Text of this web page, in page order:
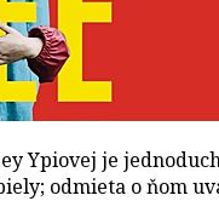
Ypiovej je
odmieta o ňom